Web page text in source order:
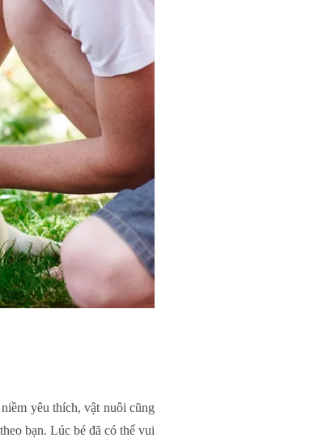
yêu thích, vật nuôi cũng
bạn. Lúc bé đã có thể vui